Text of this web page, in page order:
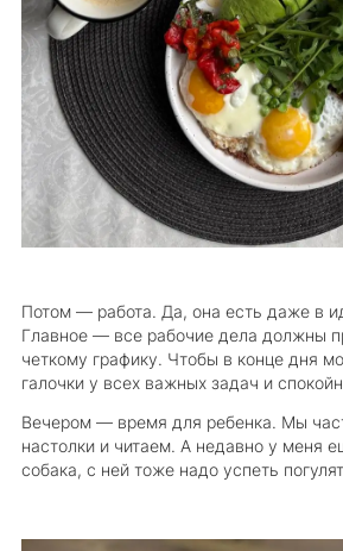
Потом — работа. Да, она есть даже в
Главное — все рабочие дела должны
четкому графику. Чтобы в конце дня
галочки у всех важных задач и
Вечером — время для ребенка. Мы
настолки и читаем. А недавно у меня
собака, с ней тоже надо успеть